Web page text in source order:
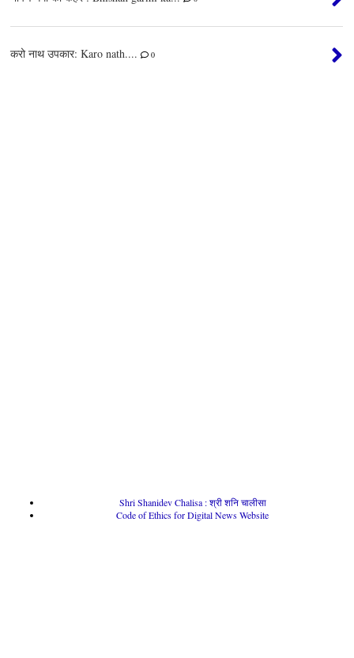
करो नाथ उपकार: Karo nath.... 0
Shri Shanidev Chalisa : श्री शनि चालीसा
Code of Ethics for Digital News Website